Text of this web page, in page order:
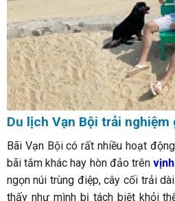
Du lịch Vạn Bội trải nghiệm
Bãi Vạn Bội có rất nhiều hoạt
bãi tắm khác hay hòn đảo trên
ngọn núi trùng điệp, cây cối trải
thấy như mình bị tách biệt khỏi